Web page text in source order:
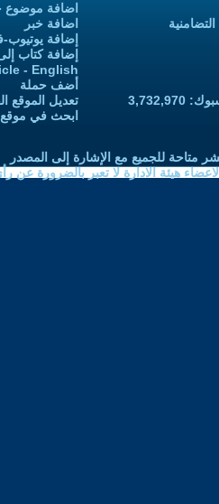
اضافة موضوع
اضافة خبر
إضافة
إضافة كتاب
- English
أضف حملة
تعديل الموقع
ابحث في موقع
متاحة للجميع مع الإشارة إلى المصدر
هيئة الادارة لا تعبر بالضرورة عن